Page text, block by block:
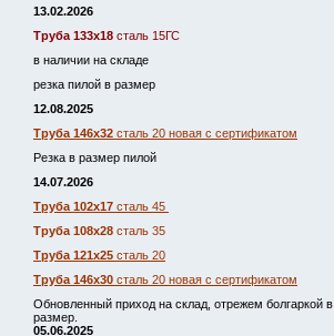
13.02.2026
Труба 133х18 сталь 15ГС
в наличии на складе
резка пилой в размер
12.08.2025
Труба 146х32 сталь 20 новая с сертификатом
Резка в размер пилой
14.07.2026
Труба 102х17 сталь 45
Труба 108х28 сталь 35
Труба 121х25 сталь 20
Труба 146х30 сталь 20 новая с сертификатом
Обновленный приход на склад, отрежем болгаркой в
размер.
05.06.2025